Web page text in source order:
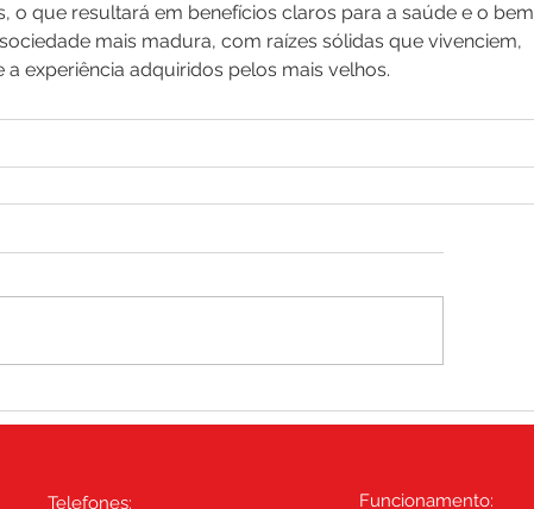
o que resultará em benefícios claros para a saúde e o bem
mais madura, com raízes sólidas que vivenciem,
experiência adquiridos pelos mais velhos.
Telefones: Funcionamento: